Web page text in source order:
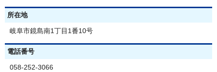
所在地
岐阜市鏡島南1丁目1番10号
電話番号
058-252-3066